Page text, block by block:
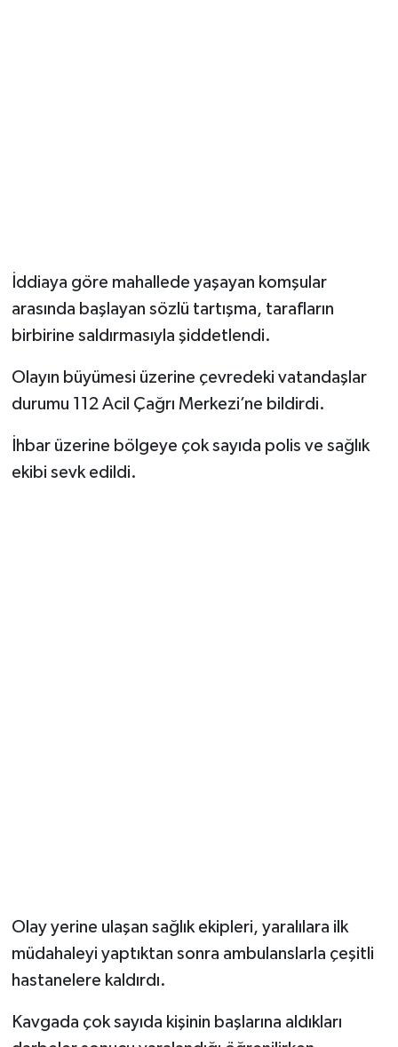
İddiaya göre mahallede yaşayan komşular
arasında başlayan sözlü tartışma, tarafların
birbirine saldırmasıyla şiddetlendi.
Olayın büyümesi üzerine çevredeki vatandaşlar
durumu 112 Acil Çağrı Merkezi’ne bildirdi.
İhbar üzerine bölgeye çok sayıda polis ve sağlık
ekibi sevk edildi.
Olay yerine ulaşan sağlık ekipleri, yaralılara ilk
müdahaleyi yaptıktan sonra ambulanslarla çeşitli
hastanelere kaldırdı.
Kavgada çok sayıda kişinin başlarına aldıkları